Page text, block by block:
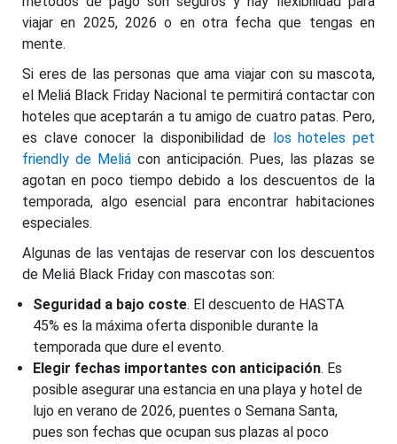
viajar en 2025, 2026 o en otra fecha que tengas en
mente.
Si eres de las personas que ama viajar con su mascota,
el Meliá Black Friday Nacional te permitirá contactar con
hoteles que aceptarán a tu amigo de cuatro patas. Pero,
es clave conocer la disponibilidad de los hoteles pet
friendly de Meliácon anticipación. Pues, las plazas se
agotan en poco tiempo debido a los descuentos de la
temporada, algo esencial para encontrar habitaciones
especiales.
Algunas de las ventajas de reservar con los descuentos
de Meliá Black Friday con mascotas son:
Seguridad a bajo coste. El descuento de HASTA
45% es la máxima oferta disponible durante la
temporada que dure el evento.
Elegir fechas importantes con anticipación. Es
posible asegurar una estancia en una playa y hotel de
lujo en verano de 2026, puentes o Semana Santa,
pues son fechas que ocupan sus plazas al poco